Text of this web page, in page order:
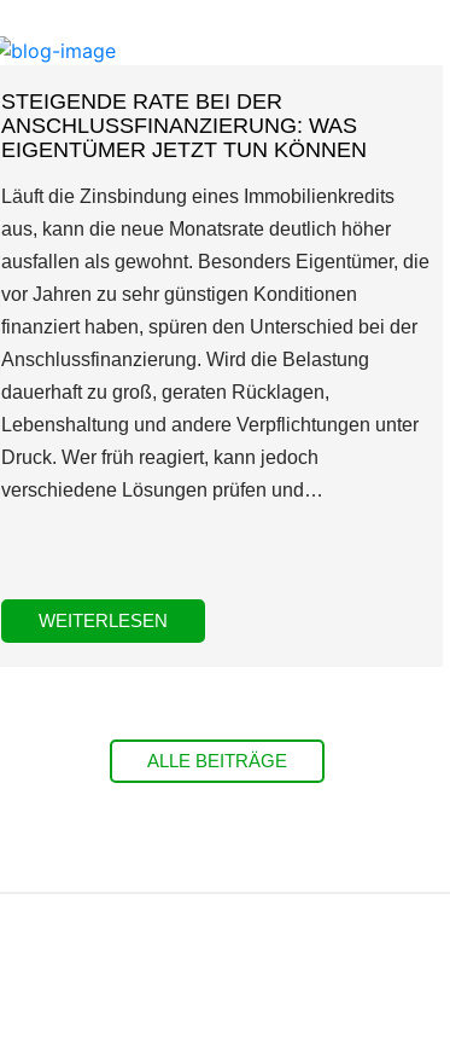
STEIGENDE RATE BEI DER
ANSCHLUSSFINANZIERUNG: WAS
EIGENTÜMER JETZT TUN KÖNNEN
Läuft die Zinsbindung eines Immobilienkredits
aus, kann die neue Monatsrate deutlich höher
ausfallen als gewohnt. Besonders Eigentümer, die
vor Jahren zu sehr günstigen Konditionen
finanziert haben, spüren den Unterschied bei der
Anschlussfinanzierung. Wird die Belastung
dauerhaft zu groß, geraten Rücklagen,
Lebenshaltung und andere Verpflichtungen unter
Druck. Wer früh reagiert, kann jedoch
verschiedene Lösungen prüfen und…
WEITERLESEN
ALLE BEITRÄGE